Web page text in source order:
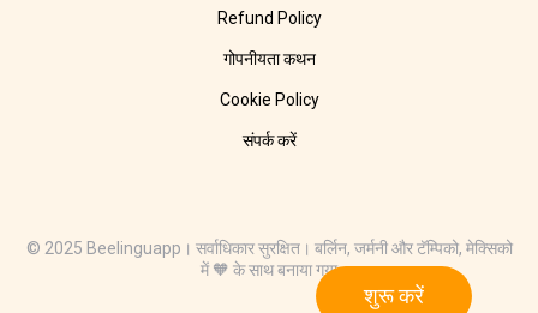
शुरू करें
Refund Policy
गोपनीयता कथन
Cookie Policy
संपर्क करें
© 2025 Beelinguapp। सर्वाधिकार सुरक्षित। बर्लिन, जर्मनी और टॅम्पिको, मेक्सिको
में 🧡 के साथ बनाया गया